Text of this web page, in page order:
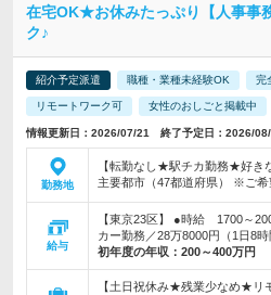
在宅OK★お休みたっぷり【人事事
ク♪
紹介予定派遣 職種・業種未経験OK 完
リモートワーク可 女性のおしごと掲載中
情報更新日：2026/07/21 終了予定日：2026/
勤務地
【転勤なし★駅チカ勤務★好き
主要都市（47都道府県） ※ご希
給与
【東京23区】 ●時給 1700～
カー勤務／28万8000円（1日8
初年度の年収： 200～400万円
【土日祝休み★残業少なめ★リ